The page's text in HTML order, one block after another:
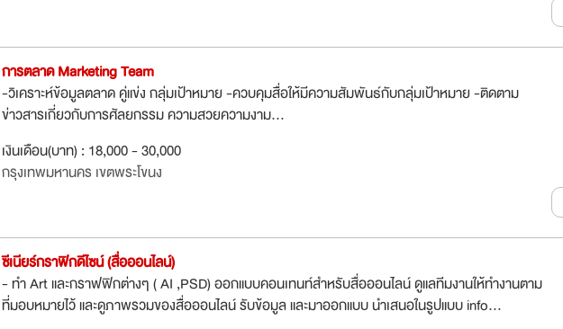
การตลาด Marketing Team
-วิเคราะห์ข้อมูลตลาด คู่แข่ง กลุ่มเป้าหมาย -ควบคุมสื่อให้มีความสัมพันธ์กับกลุ่มเป้าหมาย -ติดตาม
ข่าวสารเกี่ยวกับการศัลยกรรม ความสวยความงาม...
เงินเดือน(บาท) : 18,000 - 30,000
กรุงเทพมหานคร เขตพระโขนง
ซีเนียร์กราฟิกดีไซน์ (สื่อออนไลน์)
- ทำ Art และกราฟฟิกต่างๆ ( AI ,PSD) ออกแบบคอนเทนท์สำหรับสื่อออนไลน์ ดูแลทีมงานให้ทำงานตาม
ที่มอบหมายไว้ และดูภาพรวมของสื่อออนไลน์ รับข้อมูล และมาออกแบบ นำเสนอในรูปแบบ info...